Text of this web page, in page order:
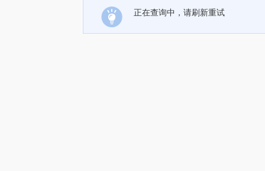
正在查询中，请刷新重试